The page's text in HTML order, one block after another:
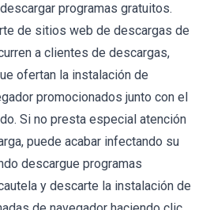
programas gratuitos.
de sitios web de descargas de
a clientes de descargas,
ofertan la instalación de
promocionados junto con el
Si no presta especial atención
puede acabar infectando su
descargue programas
y descarte la instalación de